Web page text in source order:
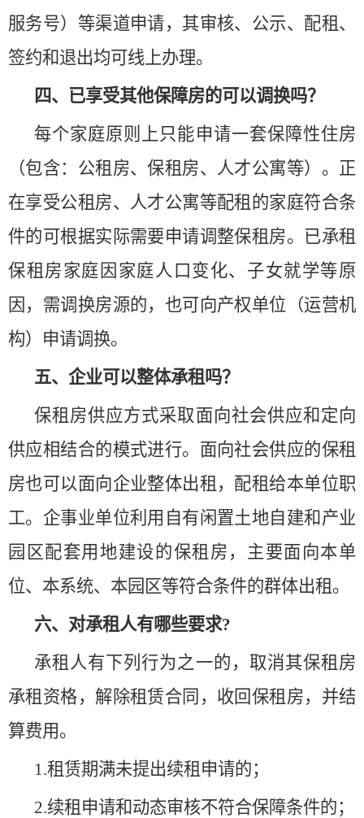
服务号）等渠道申请，其审核、公示、配租、
签约和退出均可线上办理。
四、已享受其他保障房的可以调换吗？
每个家庭原则上只能申请一套保障性住房
（包含：公租房、保租房、人才公寓等）。正
在享受公租房、人才公寓等配租的家庭符合条
件的可根据实际需要申请调整保租房。已承租
保租房家庭因家庭人口变化、子女就学等原
因，需调换房源的，也可向产权单位（运营机
构）申请调换。
五、企业可以整体承租吗？
保租房供应方式采取面向社会供应和定向
供应相结合的模式进行。面向社会供应的保租
房也可以面向企业整体出租，配租给本单位职
工。企事业单位利用自有闲置土地自建和产业
园区配套用地建设的保租房，主要面向本单
位、本系统、本园区等符合条件的群体出租。
六、对承租人有哪些要求?
承租人有下列行为之一的，取消其保租房
承租资格，解除租赁合同，收回保租房，并结
算费用。
1.租赁期满未提出续租申请的；
2.续租申请和动态审核不符合保障条件的；